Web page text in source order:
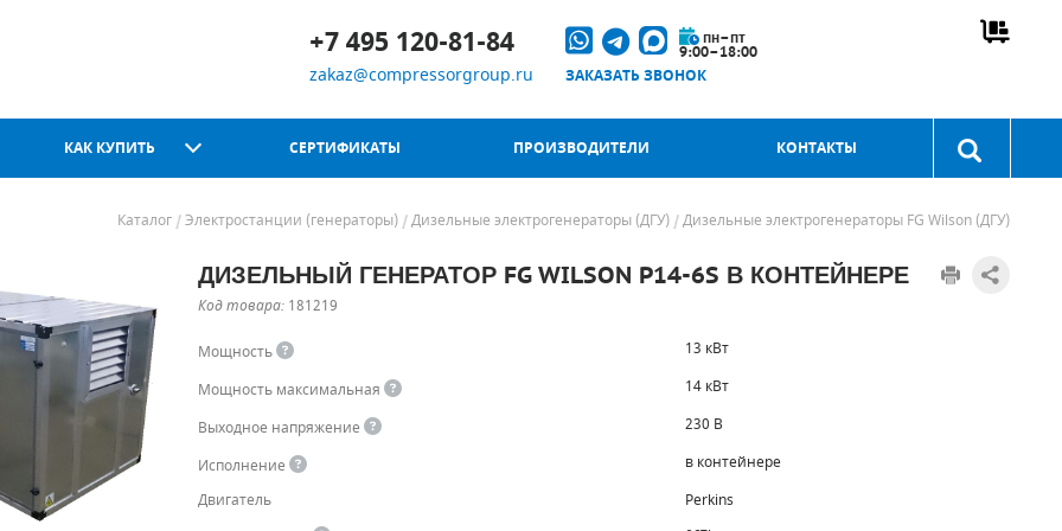
+7 495 120-81-84
zakaz@compressorgroup.ru
пн–пт
9:00–18:00
ЗАКАЗАТЬ ЗВОНОК
КАК КУПИТЬ СЕРТИФИКАТЫ ПРОИЗВОДИТЕЛИ КОНТАКТЫ
Каталог Электростанции (генераторы) Дизельные электрогенераторы (ДГУ) Дизельные электрогенераторы FG Wilson (ДГУ)
ДИЗЕЛЬНЫЙ ГЕНЕРАТОР FG WILSON P14-6S В КОНТЕЙНЕРЕ
Код товара: 181219
Мощность
13 кВт
Мощность максимальная
14 кВт
Выходное напряжение
230 В
Исполнение
в контейнере
Двигатель
Perkins